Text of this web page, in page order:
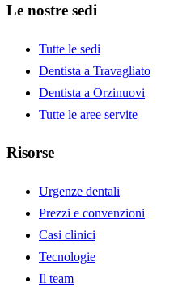
Le nostre sedi
Tutte le sedi
Dentista a Travagliato
Dentista a Orzinuovi
Tutte le aree servite
Risorse
Urgenze dentali
Prezzi e convenzioni
Casi clinici
Tecnologie
Il team